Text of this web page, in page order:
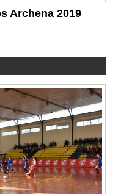
Archena 2019